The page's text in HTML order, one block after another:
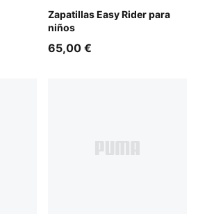
Zapatillas Easy Rider para
niños
Gray Echo-Chambray Blue
65,00 €